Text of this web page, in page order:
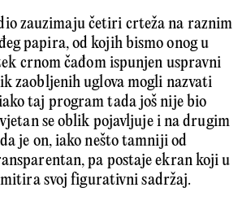
zauzimaju četiri crteža na raznim
papira, od kojih bismo onog u
crnom čađom ispunjen uspravni
zaobljenih uglova mogli nazvati
taj program tada još nije bio
se oblik pojavljuje i na drugim
je on, iako nešto tamniji od
pa postaje ekran koji u
svoj figurativni sadržaj.